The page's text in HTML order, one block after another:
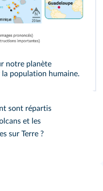
notre planète
population humaine.
sont répartis
et les
sur Terre ?